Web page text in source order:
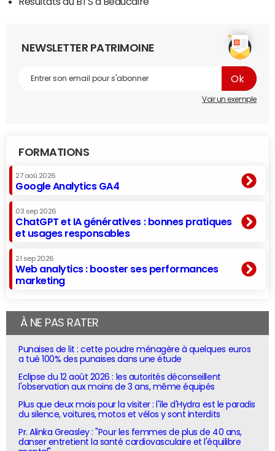
NEWSLETTER PATRIMOINE
Voir un exemple
FORMATIONS
27 aoû 2026
Google Analytics GA4
03 sep 2026
ChatGPT et IA génératives : bonnes pratiques
et usages responsables
21 sep 2026
Web analytics : booster ses performances
marketing
À NE PAS RATER
Punaises de lit : cette poudre ménagère à quelques euros
a tué 100% des punaises dans une étude
Eclipse du 12 août 2026 : les autorités déconseillent
l'observation aux moins de 3 ans, même équipés
Plus que deux mois pour la visiter : l'île d'Hydra est le paradis
du silence, voitures, motos et vélos y sont interdits
Pr. Alinka Greasley : "Pour les femmes de plus de 40 ans,
danser entretient la santé cardiovasculaire et l'équilibre